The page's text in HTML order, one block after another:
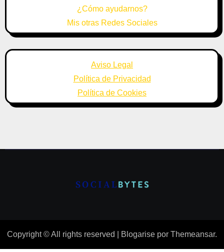
¿Cómo ayudarnos?
Mis otras Redes Sociales
Aviso Legal
Política de Privacidad
Política de Cookies
Copyright © All rights reserved Blogarise por Themeansar.